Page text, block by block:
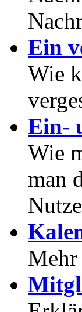
Ein
Wie
Ein-
Wie
man